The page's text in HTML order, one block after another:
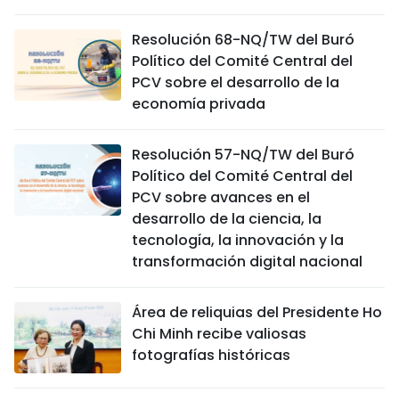
Resolución 68-NQ/TW del Buró
Político del Comité Central del
PCV sobre el desarrollo de la
economía privada
Resolución 57-NQ/TW del Buró
Político del Comité Central del
PCV sobre avances en el
desarrollo de la ciencia, la
tecnología, la innovación y la
transformación digital nacional
Área de reliquias del Presidente Ho
Chi Minh recibe valiosas
fotografías históricas